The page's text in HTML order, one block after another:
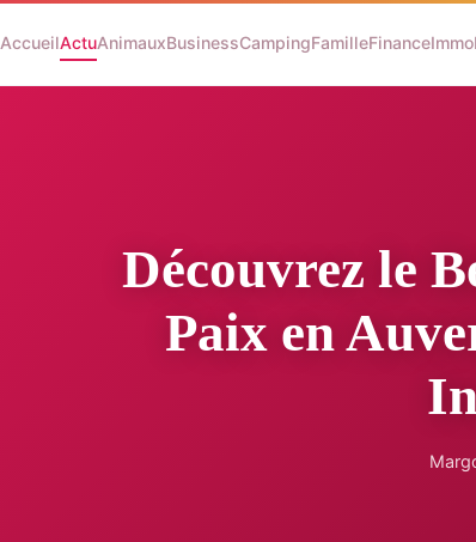
AccueilActuAnimauxBusinessCampingFamilleFinanceImmo
Découvrez le
Paix en